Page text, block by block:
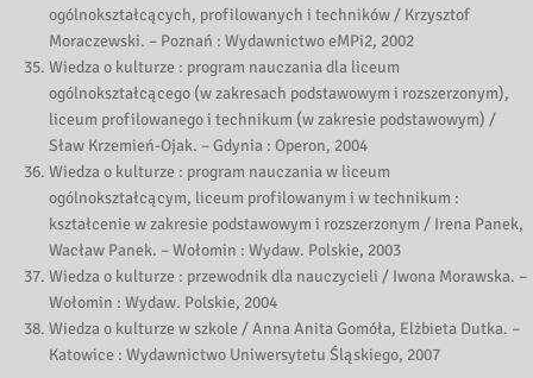
ogólnokształcących, profilowanych i techników / Krzysztof
Moraczewski. – Poznań : Wydawnictwo eMPi2, 2002
Wiedza o kulturze : program nauczania dla liceum
ogólnokształcącego (w zakresach podstawowym i rozszerzonym),
liceum profilowanego i technikum (w zakresie podstawowym) /
Sław Krzemień-Ojak. – Gdynia : Operon, 2004
Wiedza o kulturze : program nauczania w liceum
ogólnokształcącym, liceum profilowanym i w technikum :
kształcenie w zakresie podstawowym i rozszerzonym / Irena Panek,
Wacław Panek. – Wołomin : Wydaw. Polskie, 2003
Wiedza o kulturze : przewodnik dla nauczycieli / Iwona Morawska. –
Wołomin : Wydaw. Polskie, 2004
Wiedza o kulturze w szkole / Anna Anita Gomóła, Elżbieta Dutka. –
Katowice : Wydawnictwo Uniwersytetu Śląskiego, 2007